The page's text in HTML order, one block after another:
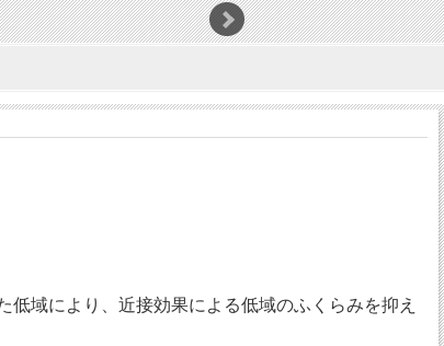
域により、近接効果による低域のふくらみを抑え